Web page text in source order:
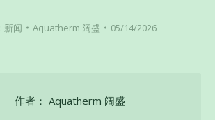
新闻 Aquatherm 阔盛 05/14/2026
作者： Aquatherm 阔盛